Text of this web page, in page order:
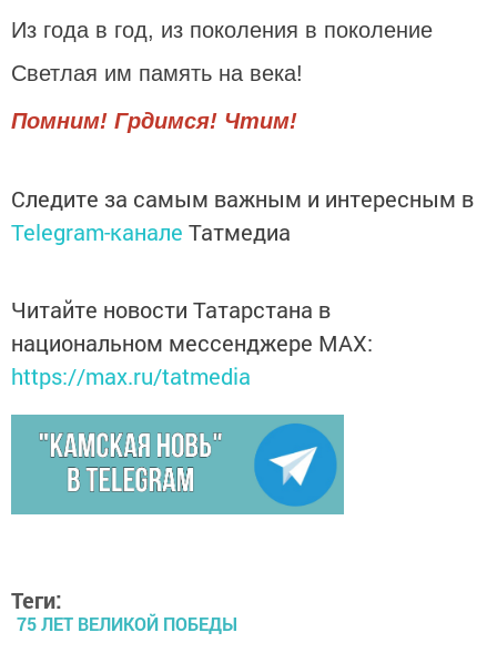
Из года в год, из поколения в поколение
Светлая им память на века!
Помним! Грдимся! Чтим!
Следите за самым важным и интересным в
Telegram-канале Татмедиа
Читайте новости Татарстана в
национальном мессенджере MАХ:
https://max.ru/tatmedia
Теги:
75 ЛЕТ ВЕЛИКОЙ ПОБЕДЫ